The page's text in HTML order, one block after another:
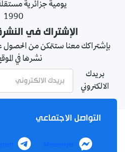
يومية جزائرية
1990
الإشتراك في
بإشتراكك معنا ستتمكن من الحصول
نشرها في
بريدك
الالكتروني
الأحكام والشروط
التواصل الاجتماعي
Messenger